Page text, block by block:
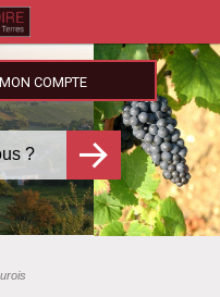
MON COMPTE